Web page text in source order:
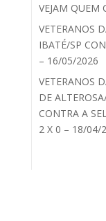
VEJAM QUEM
VETERANOS
IBATÉ/SP
– 16/05/2026
VETERANOS
DE
CONTRA A
2 X 0 – 18/04/